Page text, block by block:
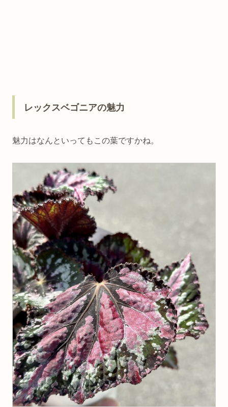
レックスベゴニアの魅力
魅力はなんといってもこの葉ですかね。